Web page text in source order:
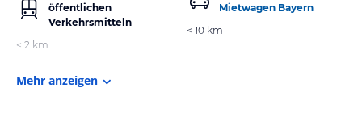
öffentlichen
Verkehrsmitteln
< 2 km
Mietwagen Bayern
< 10 km
Mehr anzeigen